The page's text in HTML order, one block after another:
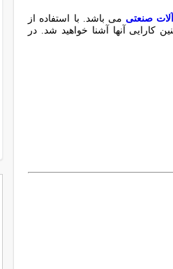
صنعتی می باشد. با استفاده از
کارایی آنها آشنا خواهید شد. در